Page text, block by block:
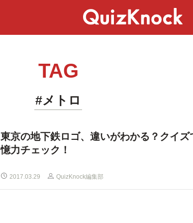
TAG
#メトロ
東京の地下鉄ロゴ、違いがわかる？クイズ
憶力チェック！
2017.03.29 QuizKnock編集部